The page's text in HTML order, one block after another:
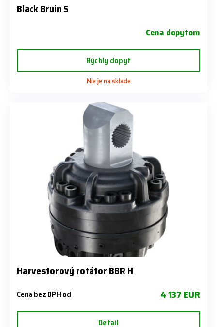
Black Bruin S
Cena dopytom
Rýchly dopyt
Nie je na sklade
Harvestorový rotátor BBR H
Cena bez DPH od 4 137 EUR
Detail